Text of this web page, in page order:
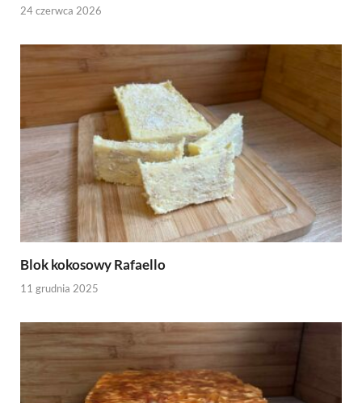
24 czerwca 2026
Blok kokosowy Rafaello
11 grudnia 2025